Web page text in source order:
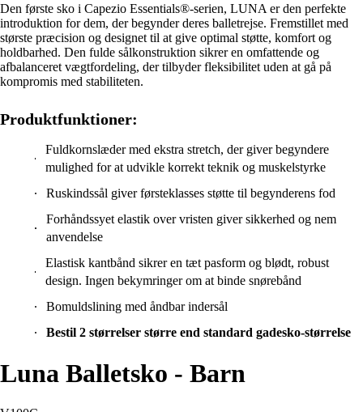
Den første sko i Capezio Essentials®-serien, LUNA er den perfekte
introduktion for dem, der begynder deres balletrejse. Fremstillet med
største præcision og designet til at give optimal støtte, komfort og
holdbarhed. Den fulde sålkonstruktion sikrer en omfattende og
afbalanceret vægtfordeling, der tilbyder fleksibilitet uden at gå på
kompromis med stabiliteten.
Produktfunktioner:
Fuldkornslæder med ekstra stretch, der giver begyndere
mulighed for at udvikle korrekt teknik og muskelstyrke
Ruskindssål giver førsteklasses støtte til begynderens fod
Forhåndssyet elastik over vristen giver sikkerhed og nem
anvendelse
Elastisk kantbånd sikrer en tæt pasform og blødt, robust
design. Ingen bekymringer om at binde snørebånd
Bomuldslining med åndbar indersål
Bestil 2 størrelser større end standard gadesko-størrelse
Luna Balletsko - Barn